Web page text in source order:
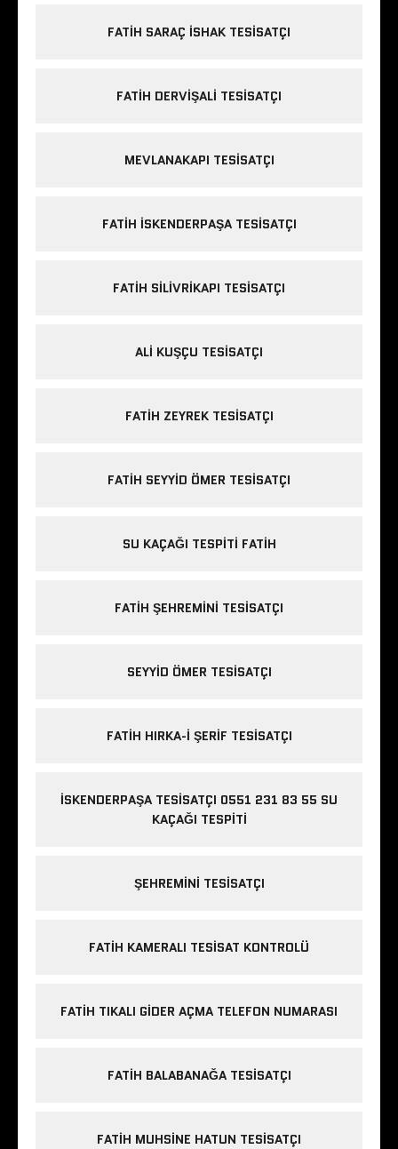
FATIH SARAÇ ISHAK TESISATÇI
FATIH DERVIŞALI TESISATÇI
MEVLANAKAPI TESISATÇI
FATIH ISKENDERPAŞA TESISATÇI
FATIH SILIVRIKAPI TESISATÇI
ALI KUŞÇU TESISATÇI
FATIH ZEYREK TESISATÇI
FATIH SEYYID ÖMER TESISATÇI
SU KAÇAĞI TESPITI FATIH
FATIH ŞEHREMINI TESISATÇI
SEYYID ÖMER TESISATÇI
FATIH HIRKA-I ŞERIF TESISATÇI
İSKENDERPAŞA TESISATÇI 0551 231 83 55 SU
KAÇAĞI TESPITI
ŞEHREMINI TESISATÇI
FATIH KAMERALI TESISAT KONTROLÜ
FATIH TIKALI GIDER AÇMA TELEFON NUMARASI
FATIH BALABANAĞA TESISATÇI
FATIH MUHSINE HATUN TESISATÇI